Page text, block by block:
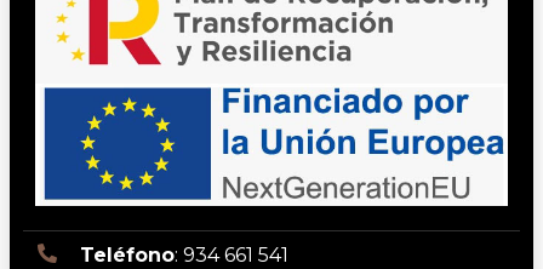
Teléfono: 934 661 541